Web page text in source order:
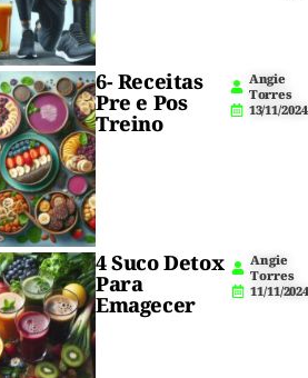
6- Receitas
Pre e Pos
Treino
Angie
Torres
13/11/2024
4 Suco Detox
Para
Emagecer
Angie
Torres
11/11/2024